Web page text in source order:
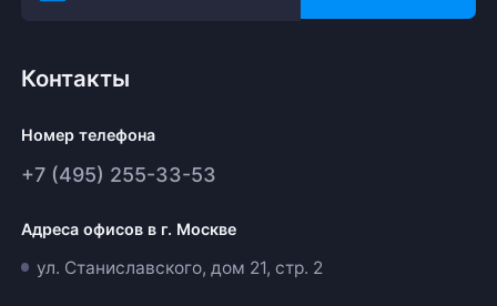
Контакты
Номер телефона
+7 (495) 255-33-53
Адреса офисов в г. Москве
ул. Станиславского, дом 21, стр. 2